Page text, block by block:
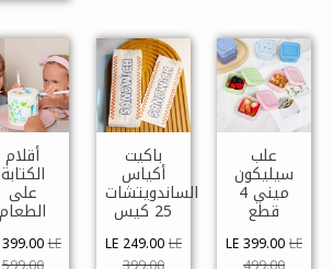
علب
سيليكون
ميني 4
قطع
LE 399.00LE
باكيت
أكياس
الساندويتشات
25 كيس
LE 249.00LE
أقلام
الكتابة
على
الطعام
LE